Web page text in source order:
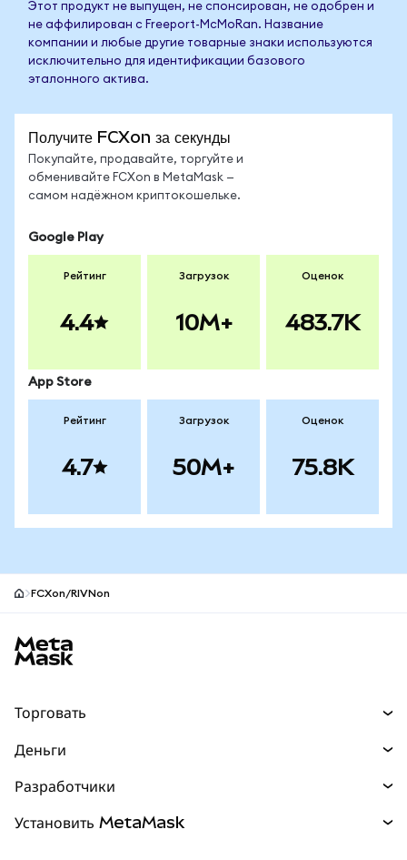
Этот продукт не выпущен, не спонсирован, не одобрен и
не аффилирован с Freeport-McMoRan. Название
компании и любые другие товарные знаки используются
исключительно для идентификации базового
эталонного актива.
Получите FCXon за секунды
Покупайте, продавайте, торгуйте и
обменивайте FCXon в MetaMask —
самом надёжном криптокошельке.
Google Play
Рейтинг
4.4
Загрузок
10M+
Оценок
483.7K
App Store
Рейтинг
4.7
Загрузок
50M+
Оценок
75.8K
FCXon/RIVNon
Торговать
Прогнозы
Перпы НОВИНКА
Деньги
mUSD
Разработчики
Установить MetaMask